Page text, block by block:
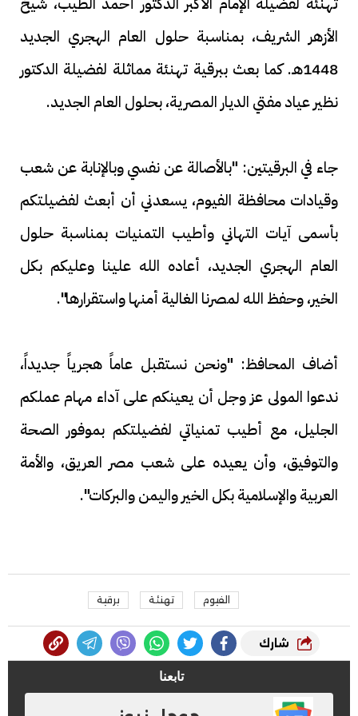
الأزهر الشريف، بمناسبة حلول العام الهجري الجديد
1448هـ. كما بعث ببرقية تهنئة مماثلة لفضيلة الدكتور
نظير عياد مفتي الديار المصرية، بحلول العام الجديد.
جاء في البرقيتين: "بالأصالة عن نفسي وبالإنابة عن شعب
وقيادات محافظة الفيوم، يسعدني أن أبعث لفضيلتكم
بأسمى آيات التهاني وأطيب التمنيات بمناسبة حلول
العام الهجري الجديد، أعاده الله علينا وعليكم بكل
الخير، وحفظ الله لمصرنا الغالية أمنها واستقرارها".
أضاف المحافظ: "ونحن نستقبل عاماً هجرياً جديداً،
ندعوا المولى عز وجل أن يعينكم على آداء مهام عملكم
الجليل، مع أطيب تمنياتي لفضيلتكم بموفور الصحة
والتوفيق، وأن يعيده على شعب مصر العريق، والأمة
العربية والإسلامية بكل الخير واليمن والبركات".
الفيوم تهنئة برقية
شارك
تابعنا